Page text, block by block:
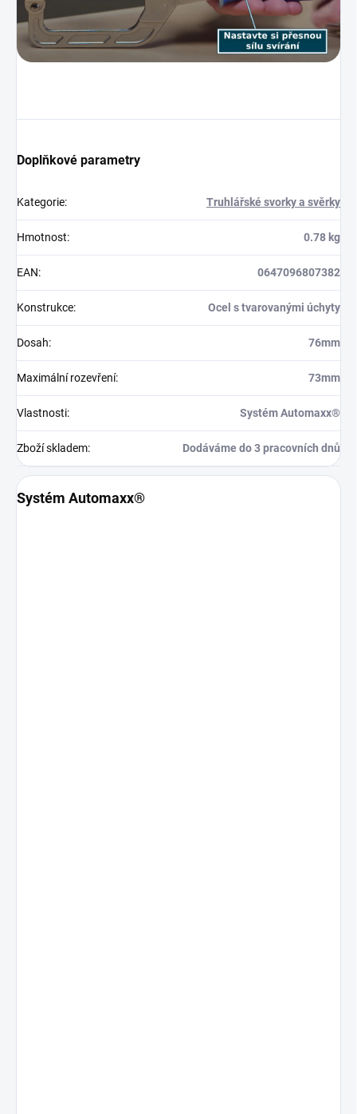
Doplňkové parametry
Kategorie: Truhlářské svorky a svěrky
Hmotnost: 0.78 kg
EAN: 0647096807382
Konstrukce: Ocel s tvarovanými úchyty
Dosah: 76mm
Maximální rozevření: 73mm
Vlastnosti: Systém Automaxx®
Zboží skladem: Dodáváme do 3 pracovních dnů
Systém Automaxx®